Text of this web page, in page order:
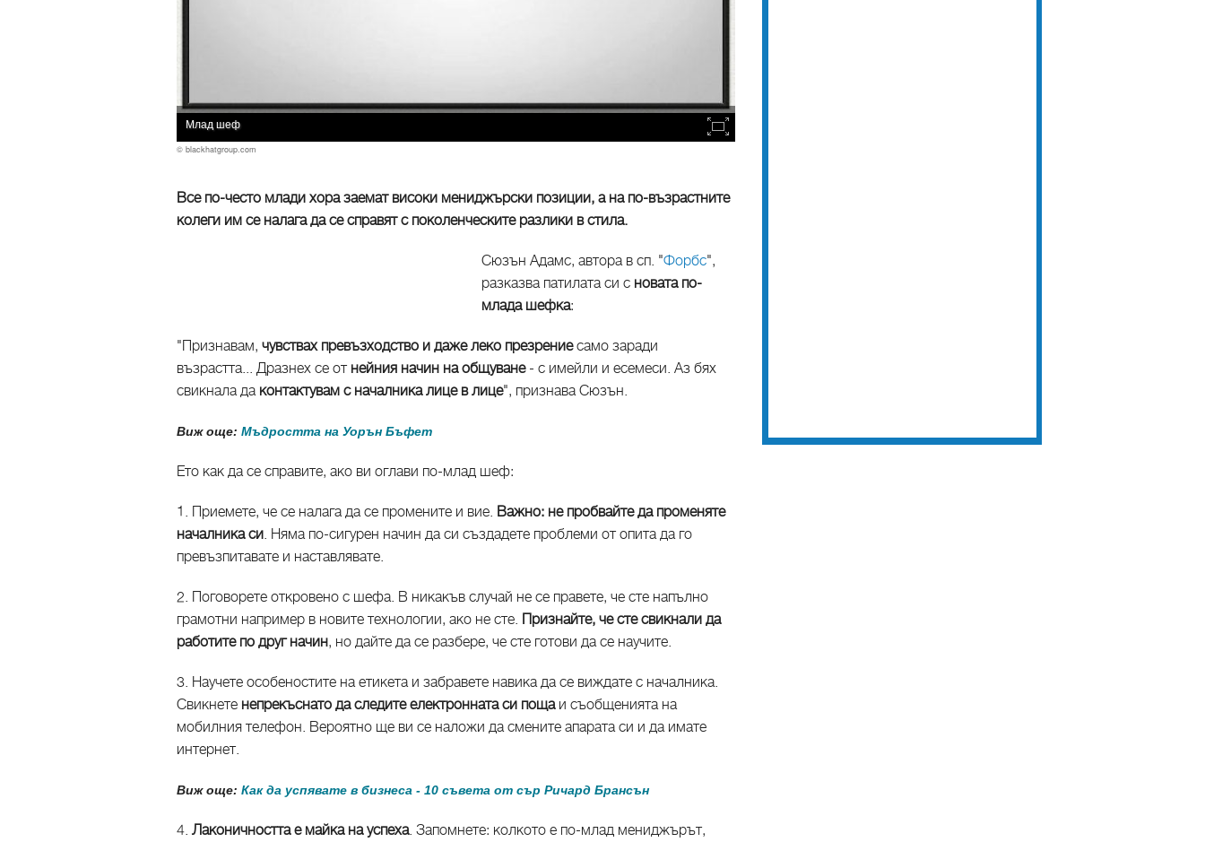
Млад шеф
© blackhatgroup.com
Все по-често млади хора заемат високи мениджърски позиции, а на по-възрастните
колеги им се налага да се справят с поколенческите разлики в стила.
Сюзън Адамс, автора в сп. "Форбс",
разказва патилата си с новата по-
млада шефка:
"Признавам, чувствах превъзходство и даже леко презрениесамо заради
възрастта... Дразнех се от нейния начин на общуване- с имейли и есемеси. Аз бях
свикнала да контактувам с началника лице в лице", признава Сюзън.
Виж още: Мъдростта на Уорън Бъфет
Ето как да се справите, ако ви оглави по-млад шеф:
1. Приемете, че се налага да се промените и вие. Важно: не пробвайте да променяте
началника си. Няма по-сигурен начин да си създадете проблеми от опита да го
превъзпитавате и наставлявате.
2. Поговорете откровено с шефа. В никакъв случай не се правете, че сте напълно
грамотни например в новите технологии, ако не сте. Признайте, че сте свикнали да
работите по друг начин, но дайте да се разбере, че сте готови да се научите.
3. Научете особеностите на етикета и забравете навика да се виждате с началника.
Свикнете непрекъснато да следите електронната си пощаи съобщенията на
мобилния телефон. Вероятно ще ви се наложи да смените апарата си и да имате
интернет.
Виж още: Как да успявате в бизнеса - 10 съвета от сър Ричард Брансън
4. Лаконичността е майка на успеха. Запомнете: колкото е по-млад мениджърът,